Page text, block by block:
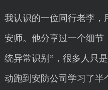
我认识的一位同行老李，
安师。他分享过一个细节
统异常识别”，很多人只
动跑到安防公司学习了半